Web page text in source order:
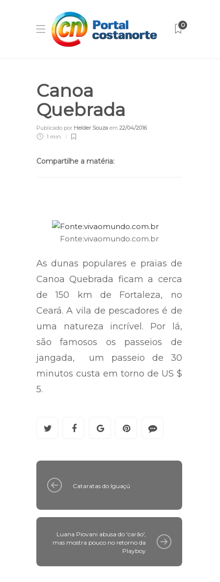
0
Canoa
Quebrada
Publicado por Helder Souza em 22/04/2016
1 min
Compartilhe a matéria:
Fonte:vivaomundo.com.br
As dunas populares e praias de
Canoa Quebrada ficam a cerca
de 150 km de Fortaleza, no
Ceará. A vila de pescadores é de
uma natureza incrível. Por lá,
são famosos os passeios de
jangada, um passeio de 30
minutos custa em torno de US $
5.
Cataratas do Iguaçú
Luana Piovani abusa do 'carão',
mas mostra pouco no retorno da
Playboy